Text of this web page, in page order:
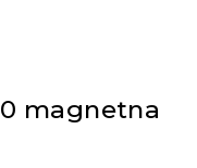
magnetna